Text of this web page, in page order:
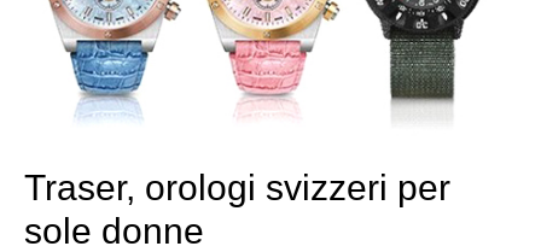
Traser, orologi svizzeri per
sole donne